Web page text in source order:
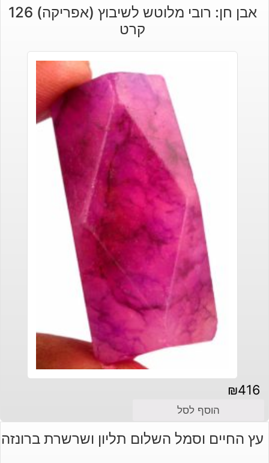
אבן חן: רובי מלוטש לשיבוץ (אפריקה) 126
קרט
₪416
הוסף לסל
עץ החיים וסמל השלום תליון ושרשרת ברונזה